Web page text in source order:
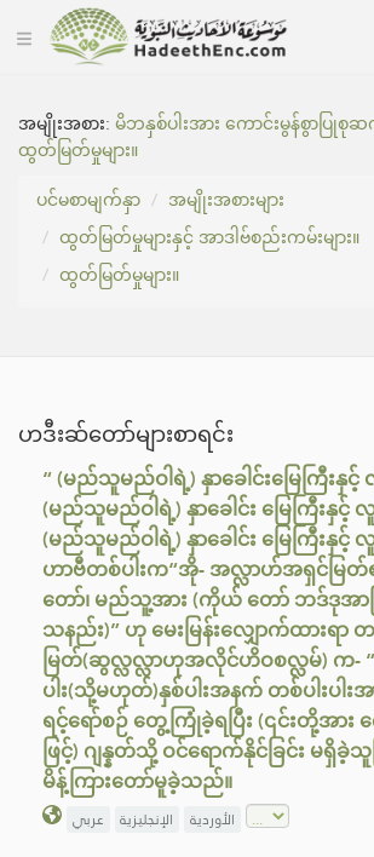
အမျိုးအစား:မိဘနှစ်ပါးအား ကောင်းမွန်စွာပြု
ထွတ်မြတ်မှုများ။
ပင်မစာမျက်နှာ
အမျိုးအစားများ
ထွတ်မြတ်မှုများနှင့် အာဒါဗ်စည်းကမ်းများ။
ထွတ်မြတ်မှုများ။
ဟဒီးဆ်တော်များစာရင်း
“ (မည်သူမည်ဝါရဲ့) နှာခေါင်းမြေကြီးနှင့်
(မည်သူမည်ဝါရဲ့) နှာခေါင်း မြေကြီးနှင့်
(မည်သူမည်ဝါရဲ့) နှာခေါင်း မြေကြီးနှင့်
ဟာဗီတစ်ပါးက“အို- အလ္လာဟ်အရှင်မ
တော်၊ မည်သူ့အား (ကိုယ် တော် ဘဒ်ဒုအာပ
သနည်း)” ဟု မေးမြန်းလျှောက်ထားရာ
မြတ်(ဆွလ္လလ္လာဟုအလိုင်ဟိဝစလ္လမ်) က-
ပါး(သို့မဟုတ်)နှစ်ပါးအနက် တစ်ပါးပါး
ရင့်ရော်စဉ် တွေ့ကြုံခဲ့ရပြီး (၎င်းတို့အား က
ဖြင့်) ဂျန္နတ်သို့ ဝင်ရောက်နိုင်ခြင်း မရှိ
မိန့်ကြားတော်မူခဲ့သည်။
عربي الإنجليزية الأوردية